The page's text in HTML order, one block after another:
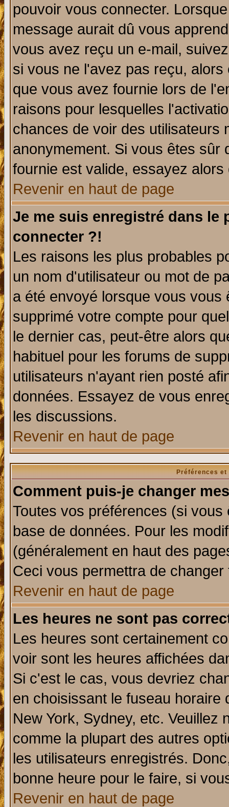
pouvoir vous connecter.
message aurait dû vous
vous avez reçu un e-mail,
si vous ne l'avez pas reçu,
que vous avez fournie lors de
raisons pour lesquelles
chances de voir des utilisateurs
anonymement. Si vous êtes sûr
fournie est valide, essayez
Revenir en haut de page
Je me suis enregistré dans le
connecter ?!
Les raisons les plus probables
un nom d'utilisateur ou mot de
a été envoyé lorsque vous
supprimé votre compte pour
le dernier cas, peut-être alors
habituel pour les forums de
utilisateurs n'ayant rien posté
données. Essayez de vous
les discussions.
Revenir en haut de page
Préférences
Comment puis-je changer
Toutes vos préférences (si
base de données. Pour les
(généralement en haut des
Ceci vous permettra de
Revenir en haut de page
Les heures ne sont pas
Les heures sont certainement
voir sont les heures affichées
Si c'est le cas, vous devriez
en choisissant le fuseau
New York, Sydney, etc. Veuillez
comme la plupart des autres
les utilisateurs enregistrés.
bonne heure pour le faire, si
Revenir en haut de page